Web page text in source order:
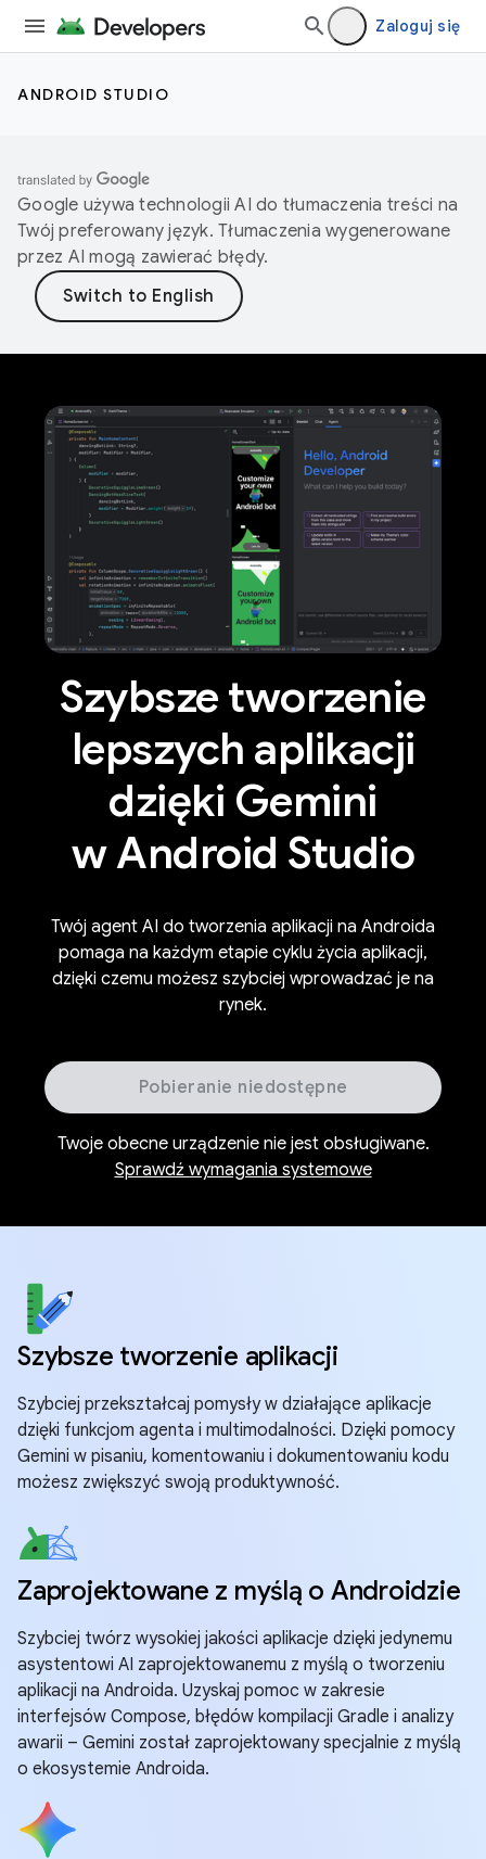
Zaloguj się
ANDROID STUDIO
Google używa technologii AI do tłumaczenia treści na
Twój preferowany język. Tłumaczenia wygenerowane
przez AI mogą zawierać błędy.
Szybsze tworzenie
lepszych aplikacji
dzięki Gemini
w Android Studio
Twój agent AI do tworzenia aplikacji na Androida
pomaga na każdym etapie cyklu życia aplikacji,
dzięki czemu możesz szybciej wprowadzać je na
rynek.
Pobieranie niedostępne
Twoje obecne urządzenie nie jest obsługiwane.
Sprawdź wymagania systemowe
Szybsze tworzenie aplikacji
Szybciej przekształcaj pomysły w działające aplikacje
dzięki funkcjom agenta i multimodalności. Dzięki pomocy
Gemini w pisaniu, komentowaniu i dokumentowaniu kodu
możesz zwiększyć swoją produktywność.
Zaprojektowane z myślą o Androidzie
Szybciej twórz wysokiej jakości aplikacje dzięki jedynemu
asystentowi AI zaprojektowanemu z myślą o tworzeniu
aplikacji na Androida. Uzyskaj pomoc w zakresie
interfejsów Compose, błędów kompilacji Gradle i analizy
awarii – Gemini został zaprojektowany specjalnie z myślą
o ekosystemie Androida.